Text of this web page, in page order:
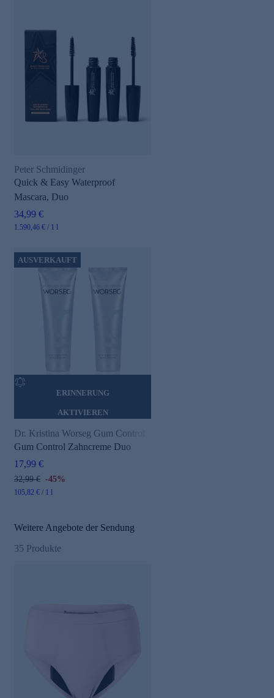
Peter Schmidinger
Quick & Easy Waterproof
Mascara, Duo
34,99 €
1.590,46 € / 1 l
AUSVERKAUFT
ERINNERUNG
AKTIVIEREN
Dr. Kristina Worseg Gum Control
Gum Control Zahncreme Duo
17,99 €
32,99 € -45%
105,82 € / 1 l
Weitere Angebote der Sendung
35 Produkte